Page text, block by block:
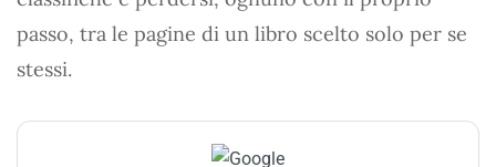
passo, tra le pagine di un libro scelto solo per se
stessi.